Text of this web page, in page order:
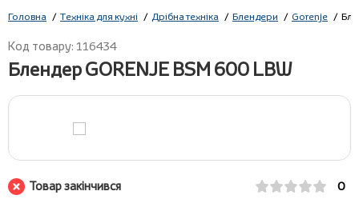
Головна Техніка для кухні Дрібна техніка Блендери Gorenje
Код товару: 116434
Блендер GORENJE BSM 600 LBW
Товар закінчився 0